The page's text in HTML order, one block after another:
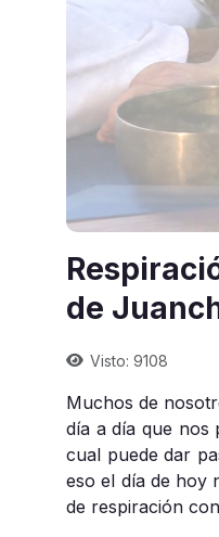
de
Visto: 9108
Muchos de
día a día que nos
cual puede dar
eso el día de hoy
de respiración